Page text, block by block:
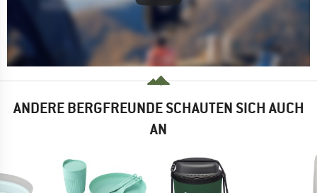
ANDERE BERGFREUNDE SCHAUTEN SICH AUCH
AN